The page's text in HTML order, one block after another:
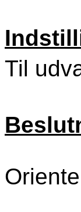
Til